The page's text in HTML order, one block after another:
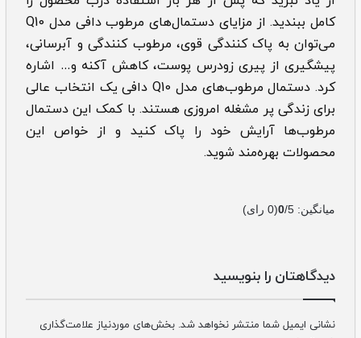
کامل ببندید. از مزایای دستمال‌های مرطوب دافی مدل Q10
می‌توان به پاک کنندگی قوی، مرطوب کنندگی و آبرسانی،
پیشگیری از پیری زودرس پوست، کاهش آکنه و… اشاره
کرد. دستمال مرطوب‌های مدل Q10 دافی یک انتخاب عالی
برای زندگی پر مشغله امروزی هستند. با کمک این دستمال
مرطوب‌ها آرایش خود را پاک کنید و از خواص این
محصولات بهره‌مند شوید.
میانگین: 0/5
(
0 رای)
دیدگاهتان را بنویسید
نشانی ایمیل شما منتشر نخواهد شد. بخش‌های موردنیاز علامت‌گذاری